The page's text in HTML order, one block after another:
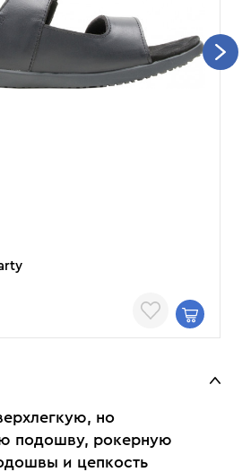
но
подошву, рокерную
и цепкость